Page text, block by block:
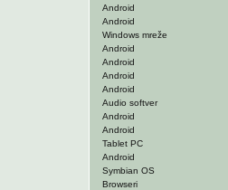
Android
Android
Windows mreže
Android
Android
Android
Android
Audio softver
Android
Android
Tablet PC
Android
Symbian OS
Browseri